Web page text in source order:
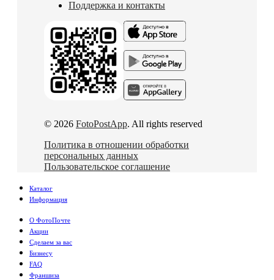
Поддержка и контакты
© 2026 FotoPostApp. All rights reserved
Политика в отношении обработки
персональных данных
Пользовательское соглашение
Каталог
Информация
О ФотоПочте
Акции
Сделаем за вас
Бизнесу
FAQ
Франшиза